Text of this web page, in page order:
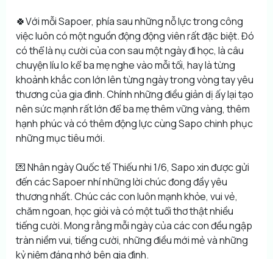
🍀Với mỗi Sapoer, phía sau những nỗ lực trong công
việc luôn có một nguồn động động viên rất đặc biệt. Đó
có thể là nụ cười của con sau một ngày đi học, là câu
chuyện líu lo kể ba mẹ nghe vào mỗi tối, hay là từng
khoảnh khắc con lớn lên từng ngày trong vòng tay yêu
thương của gia đình. Chính những điều giản dị ấy lại tạo
nên sức mạnh rất lớn để ba mẹ thêm vững vàng, thêm
hạnh phúc và có thêm động lực cùng Sapo chinh phục
những mục tiêu mới.
💌 Nhân ngày Quốc tế Thiếu nhi 1/6, Sapo xin được gửi
đến các Sapoer nhí những lời chúc đong đầy yêu
thương nhất. Chúc các con luôn mạnh khỏe, vui vẻ,
chăm ngoan, học giỏi và có một tuổi thơ thật nhiều
tiếng cười. Mong rằng mỗi ngày của các con đều ngập
tràn niềm vui, tiếng cười, những điều mới mẻ và những
kỷ niệm đáng nhớ bên gia đình.